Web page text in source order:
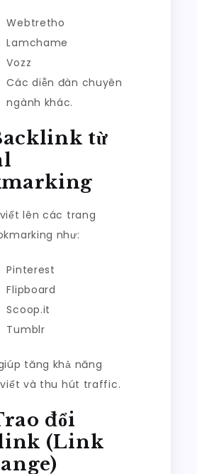
Webtretho
Lamchame
Vozz
Các diễn đàn chuyên
ngành khác.
từ
lên các trang
như:
Pinterest
Flipboard
Scoop.it
Tumblr
tăng khả năng
và thu hút traffic.
đổi
(Link